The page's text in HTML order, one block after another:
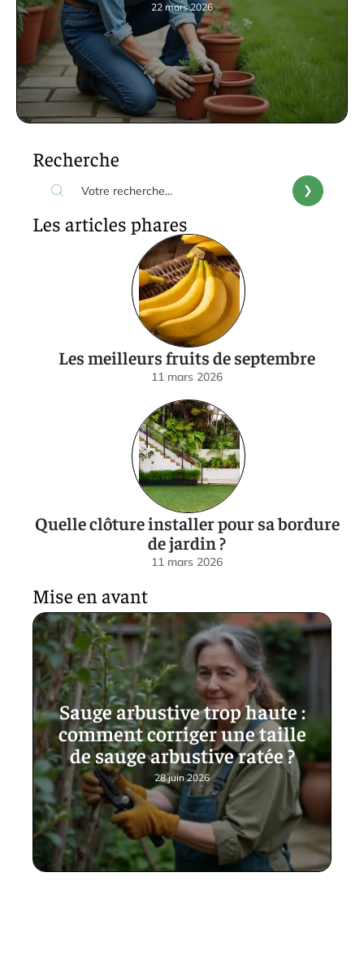
22 mars 2026
Recherche
Les articles phares
Les meilleurs fruits de septembre
11 mars 2026
Quelle clôture installer pour sa bordure
de jardin ?
11 mars 2026
Mise en avant
Sauge arbustive trop haute :
comment corriger une taille
de sauge arbustive ratée ?
28 juin 2026